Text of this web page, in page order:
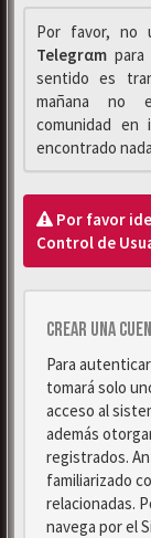
Por favor, no
Telegrαm para
sentido es
mañana no
comunidad
encontrado
Por favor
Control de
Crear una
Para
tomará solo
acceso al
además
registrados.
familiarizado
relacionadas.
navega por el